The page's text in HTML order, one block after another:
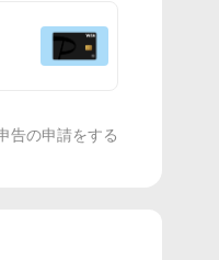
告の申請をする